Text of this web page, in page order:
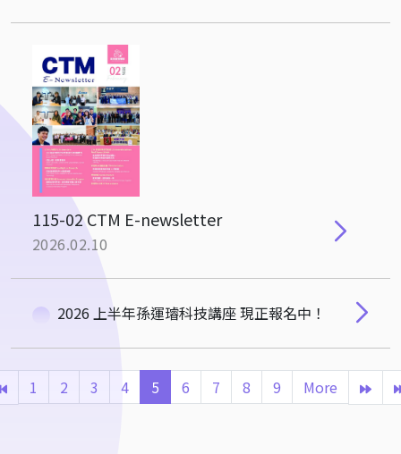
115-02 CTM E-newsletter
2026.02.10
2026 上半年孫運璿科技講座 現正報名中！
1 2 3 4 5 6 7 8 9 More